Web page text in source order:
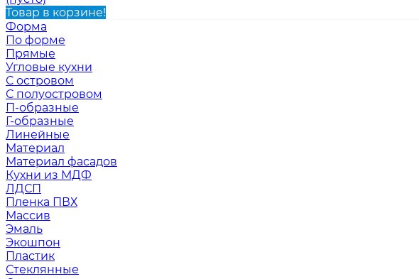
Товар в корзине!
Форма
По форме
Прямые
Угловые кухни
С островом
С полуостровом
П-образные
Г-образные
Линейные
Материал
Материал фасадов
Кухни из МДФ
ЛДСП
Пленка ПВХ
Массив
Эмаль
Экошпон
Пластик
Стеклянные